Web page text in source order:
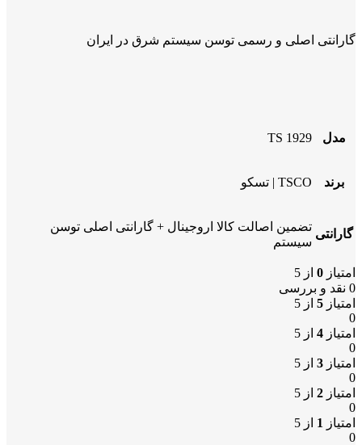
گارانتی اصلی و رسمی توسن سیستم شرق در ایران
مدل TS 1929
برند TSCO | تسکو
گارانتی
تضمین اصالت کالا اروجینال + گارانتی اصلی توسن
سیستم
امتیاز 0 از 5
0 نقد و بررسی
امتیاز 5 از 5
0
امتیاز 4 از 5
0
امتیاز 3 از 5
0
امتیاز 2 از 5
0
امتیاز 1 از 5
0